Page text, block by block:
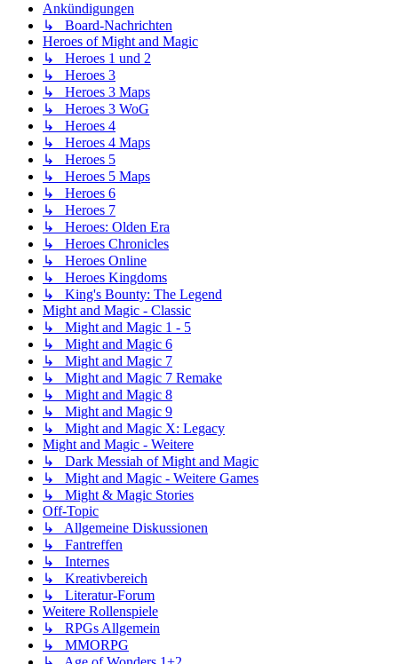
Ankündigungen
↳ Board-Nachrichten
Heroes of Might and Magic
↳ Heroes 1 und 2
↳ Heroes 3
↳ Heroes 3 Maps
↳ Heroes 3 WoG
↳ Heroes 4
↳ Heroes 4 Maps
↳ Heroes 5
↳ Heroes 5 Maps
↳ Heroes 6
↳ Heroes 7
↳ Heroes: Olden Era
↳ Heroes Chronicles
↳ Heroes Online
↳ Heroes Kingdoms
↳ King's Bounty: The Legend
Might and Magic - Classic
↳ Might and Magic 1 - 5
↳ Might and Magic 6
↳ Might and Magic 7
↳ Might and Magic 7 Remake
↳ Might and Magic 8
↳ Might and Magic 9
↳ Might and Magic X: Legacy
Might and Magic - Weitere
↳ Dark Messiah of Might and Magic
↳ Might and Magic - Weitere Games
↳ Might & Magic Stories
Off-Topic
↳ Allgemeine Diskussionen
↳ Fantreffen
↳ Internes
↳ Kreativbereich
↳ Literatur-Forum
Weitere Rollenspiele
↳ RPGs Allgemein
↳ MMORPG